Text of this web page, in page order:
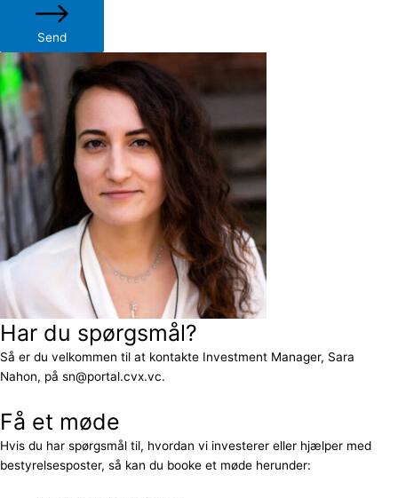
Send
Har du spørgsmål?
Så er du velkommen til at kontakte Investment Manager, Sara
Nahon, på sn@portal.cvx.vc.
Få et møde
Hvis du har spørgsmål til, hvordan vi investerer eller hjælper med
bestyrelsesposter, så kan du booke et møde herunder: